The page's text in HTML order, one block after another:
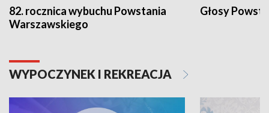
82. rocznica wybuchu Powstania
Warszawskiego
Głosy
WYPOCZYNEK I REKREACJA